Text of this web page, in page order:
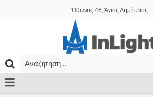
Όθωνος 46, Άγιος Δημήτριος